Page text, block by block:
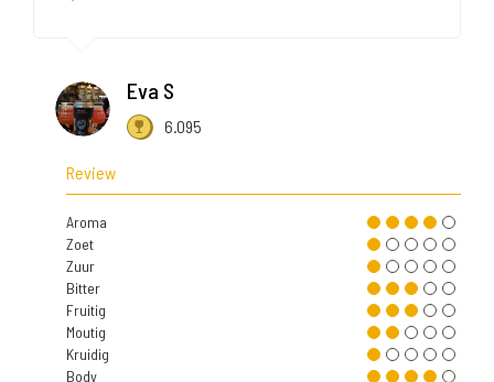
Eva S
6.095
Review
Aroma
Zoet
Zuur
Bitter
Fruitig
Moutig
Kruidig
Body